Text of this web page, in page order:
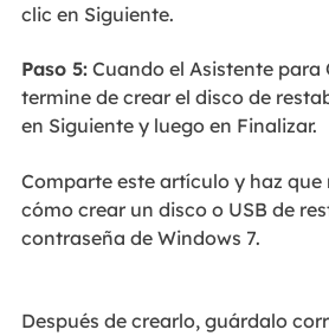
clic en Siguiente.
Paso 5:Cuando el Asistente para
termine de crear el disco de
en Siguiente y luego en Finalizar.
Comparte este artículo y haz que
cómo crear un disco o USB de
contraseña de Windows 7.
Después de crearlo, guárdalo